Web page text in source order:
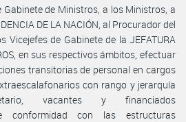
de Ministros, a los Ministros, a
DE LA NACIÓN, al Procurador del
Vicejefes de Gabinete de la JEFATURA
en sus respectivos ámbitos, efectuar
transitorias de personal en cargos
con rango y jerarquía
vacantes y financiados
conformidad con las estructuras